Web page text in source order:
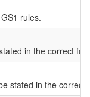
rules.
in the correct
stated in the correct